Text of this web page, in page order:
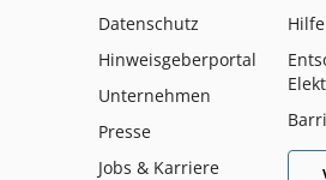
Datenschutz
Hinweisgeberportal
Unternehmen
Presse
Jobs & Karriere
Hilfe